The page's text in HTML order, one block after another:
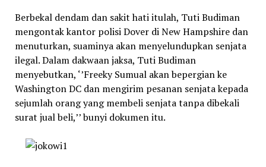
Berbekal dendam dan sakit hati itulah, Tuti Budiman
mengontak kantor polisi Dover di New Hampshire dan
menuturkan, suaminya akan menyelundupkan senjata
ilegal. Dalam dakwaan jaksa, Tuti Budiman
menyebutkan, ‘’Freeky Sumual akan bepergian ke
Washington DC dan mengirim pesanan senjata kepada
sejumlah orang yang membeli senjata tanpa dibekali
surat jual beli,’’ bunyi dokumen itu.